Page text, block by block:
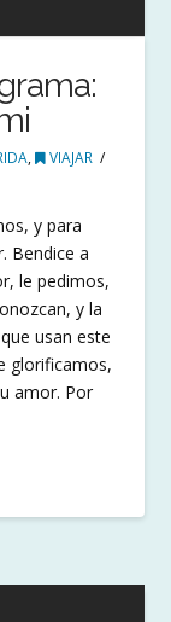
,
VIAJAR
y para
Bendice a
le pedimos,
y la
usan este
glorificamos,
amor. Por